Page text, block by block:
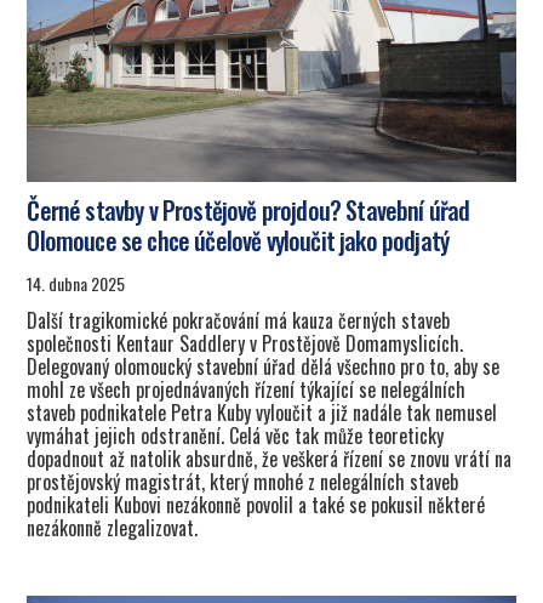
Černé stavby v Prostějově projdou? Stavební úřad
Olomouce se chce účelově vyloučit jako podjatý
14. dubna 2025
Další tragikomické pokračování má kauza černých staveb
společnosti Kentaur Saddlery v Prostějově Domamyslicích.
Delegovaný olomoucký stavební úřad dělá všechno pro to, aby se
mohl ze všech projednávaných řízení týkající se nelegálních
staveb podnikatele Petra Kuby vyloučit a již nadále tak nemusel
vymáhat jejich odstranění. Celá věc tak může teoreticky
dopadnout až natolik absurdně, že veškerá řízení se znovu vrátí na
prostějovský magistrát, který mnohé z nelegálních staveb
podnikateli Kubovi nezákonně povolil a také se pokusil některé
nezákonně zlegalizovat.